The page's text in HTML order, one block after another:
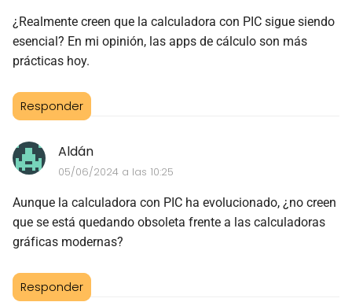
¿Realmente creen que la calculadora con PIC sigue siendo
esencial? En mi opinión, las apps de cálculo son más
prácticas hoy.
Responder
Aldán
05/06/2024 a las 10:25
Aunque la calculadora con PIC ha evolucionado, ¿no creen
que se está quedando obsoleta frente a las calculadoras
gráficas modernas?
Responder